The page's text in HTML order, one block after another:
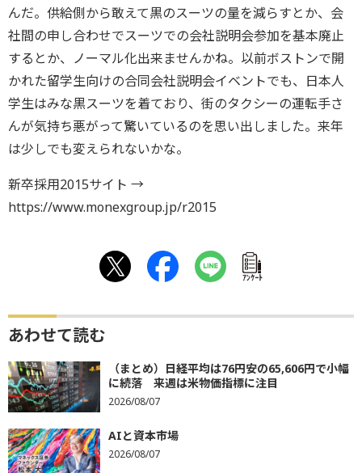
んだ。供給側から敢えて黒のスーツの量を減らすとか、会
社間の申し合わせでスーツでの会社説明会参加を基本廃止
するとか、ノーマル化出来ませんかね。以前ボストンで開
かれた留学生向けの合同会社説明会イベントでも、日本人
学生はみな黒スーツを着ており、街のタクシーの運転手さ
んが気持ち悪がって驚いているのを思い出しました。来年
は少しでも変えられないかな。
新卒採用2015サイト →
https://www.monexgroup.jp/r2015
ｱﾝｹｰﾄ
あわせて読む
（まとめ）日経平均は76円安の65,606円で小幅
に続落 来週は米物価指標に注目
2026/08/07
AIと資本市場
2026/08/07